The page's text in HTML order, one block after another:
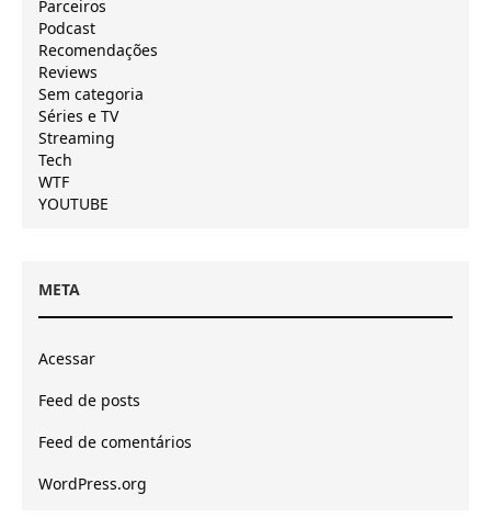
Parceiros
Podcast
Recomendações
Reviews
Sem categoria
Séries e TV
Streaming
Tech
WTF
YOUTUBE
META
Acessar
Feed de posts
Feed de comentários
WordPress.org